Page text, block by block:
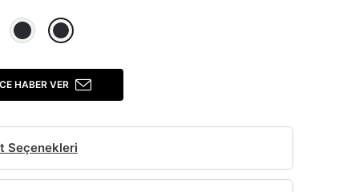
HABER VER
Seçenekleri